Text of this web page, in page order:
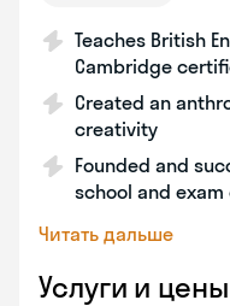
Teaches British
Cambridge
Created an
creativity
Founded and
school and
Читать дальше
Услуги и цены